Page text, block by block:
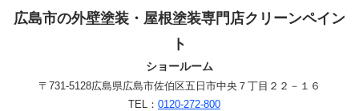
広島市の外壁塗装・屋根塗装専門店クリーンペイン
ト
ショールーム
〒731-5128広島県広島市佐伯区五日市中央７丁目２２－１６
TEL： 0120-272-800